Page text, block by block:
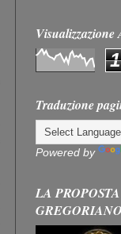
1
Traduzione
Powered by
LA